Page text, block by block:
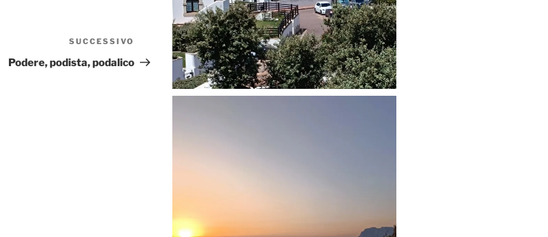
Articolo
successivo
SUCCESSIVO
Podere, podista, podalico